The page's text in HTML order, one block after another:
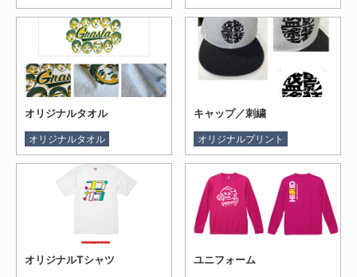
オリジナルタオル
オリジナルタオル
キャップ／刺繍
オリジナルプリント
オリジナルTシャツ ユニフォーム